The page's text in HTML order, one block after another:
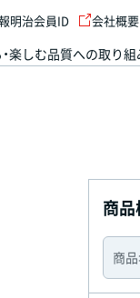
楽しむ品質への取り組
明治会員ID 会社概要
商